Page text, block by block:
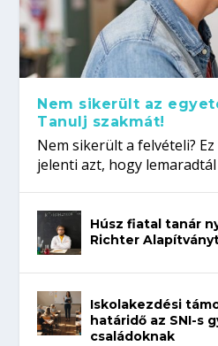
Nem sikerült az
Tanulj szakmát!
Nem sikerült a felvételi?
jelenti azt, hogy lemaradtál
Húsz fiatal tanár
Richter
Iskolakezdési
határidő az SNI-s
családoknak